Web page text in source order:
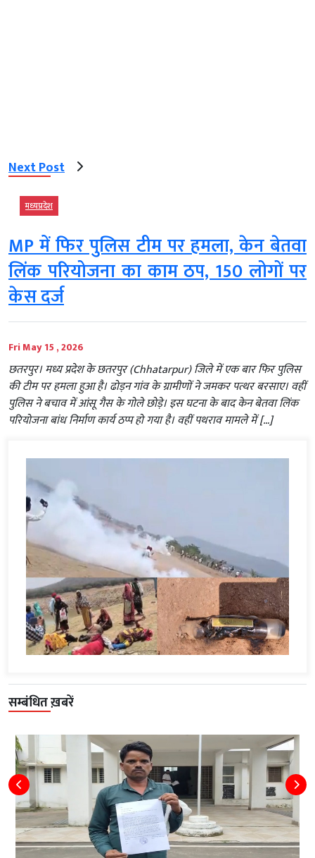
Next Post
मध्‍यप्रदेश
MP में फिर पुलिस टीम पर हमला, केन बेतवा
लिंक परियोजना का काम ठप, 150 लोगों पर
केस दर्ज
Fri May 15 , 2026
छतरपुर। मध्य प्रदेश के छतरपुर (Chhatarpur) जिले में एक बार फिर पुलिस
की टीम पर हमला हुआ है। ढोड़न गांव के ग्रामीणों ने जमकर पत्थर बरसाए। वहीं
पुलिस ने बचाव में आंसू गैस के गोले छोड़े। इस घटना के बाद केन बेतवा लिंक
परियोजना बांध निर्माण कार्य ठप्प हो गया है। वहीं पथराव मामले में […]
सम्बंधित ख़बरें